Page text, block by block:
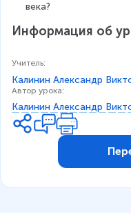
века?
Информация об
Учитель:
Калинин Александр
Автор урока:
Калинин Александр